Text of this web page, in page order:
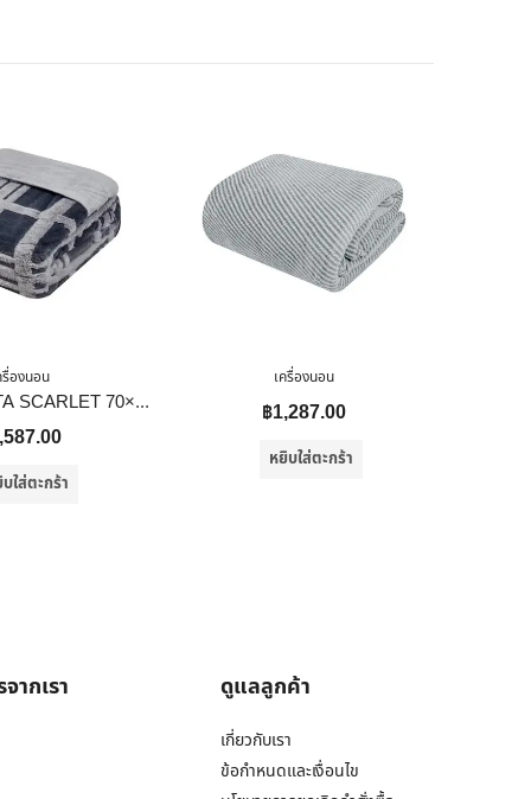
รื่องนอน
ผ้าห่ม BENETTA SCARLET 70×90 นิ้ว สี NAVY
ใส่ตะกร้า
เครื่องนอน
฿1,287.00
หยิบใส่ตะกร้า
ากเรา ดูแลลูกค้า
เกี่ยวกับเรา
ข้อกำหนดและเงื่อนไข